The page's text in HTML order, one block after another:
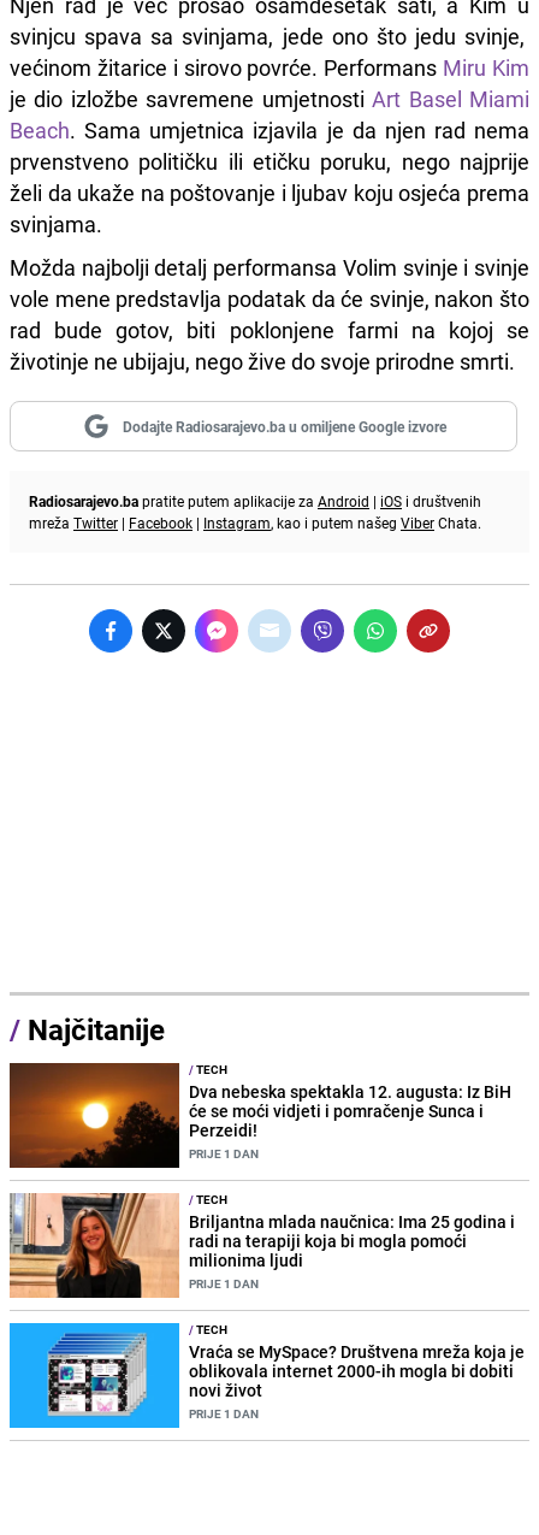
svinjcu spava sa svinjama, jede ono što jedu svinje,
većinom žitarice i sirovo povrće. Performans Miru Kim
je dio izložbe savremene umjetnostiArt Basel Miami
Beach. Sama umjetnica izjavila je da njen rad nema
prvenstveno političku ili etičku poruku, nego najprije
želi da ukaže na poštovanje i ljubav koju osjeća prema
svinjama.
Možda najbolji detalj performansa Volim svinje i svinje
vole mene predstavlja podatak da će svinje, nakon što
rad bude gotov, biti poklonjene farmi na kojoj se
životinje ne ubijaju, nego žive do svoje prirodne smrti.
Dodajte Radiosarajevo.ba u omiljene Google izvore
Radiosarajevo.bapratite putem aplikacije za Android | iOS i društvenih
mreža Twitter | Facebook | Instagram, kao i putem našeg ViberChata.
/ Najčitanije
/TECH
Dva nebeska spektakla 12. augusta: Iz BiH
će se moći vidjeti i pomračenje Sunca i
Perzeidi!
PRIJE 1 DAN
/TECH
Briljantna mlada naučnica: Ima 25 godina i
radi na terapiji koja bi mogla pomoći
milionima ljudi
PRIJE 1 DAN
/TECH
Vraća se MySpace? Društvena mreža koja je
oblikovala internet 2000-ih mogla bi dobiti
novi život
PRIJE 1 DAN